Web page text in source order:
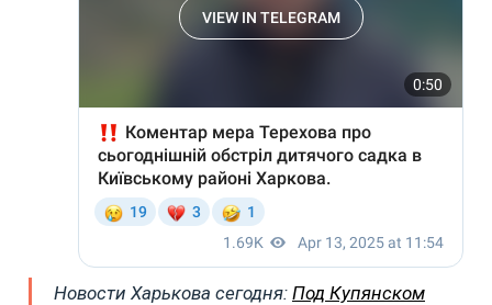
Новости Харькова сегодня: Под Купянском